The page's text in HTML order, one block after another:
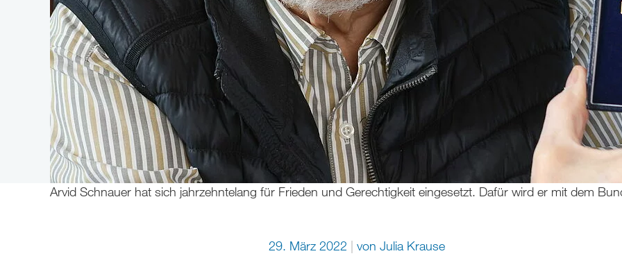
Arvid Schnauer hat sich jahrzehntelang für Frieden und Gerechtigkeit eingesetzt. Dafür wird er mit dem
29. März 2022 vonJulia Krause